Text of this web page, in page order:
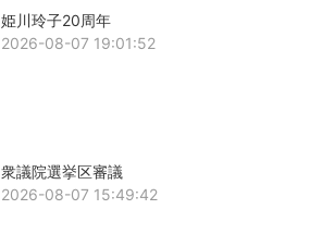
姫川玲子20周年
2026-08-07 19:01:52
衆議院選挙区審議
2026-08-07 15:49:42